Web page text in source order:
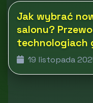
Jak wybrać
salonu?
technologiach
19 listopada